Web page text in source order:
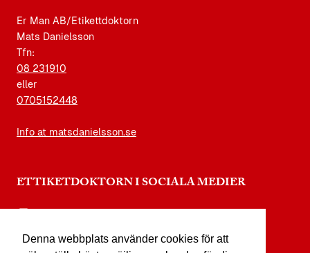
Denna webbplats använder cookies för att
Er Man AB/Etikettdoktorn
Mats Danielsson
Tfn:
08 231910
eller
0705152448
Info at matsdanielsson.se
ETTIKETDOKTORN I SOCIALA MEDIER
facebook.com/etikettdoktorn